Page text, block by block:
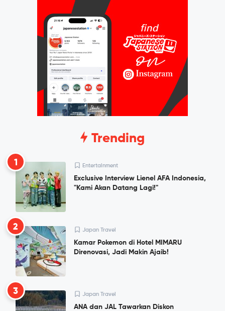
Trending
1 Entertainment
Exclusive Interview Lienel AFA Indonesia,
"Kami Akan Datang Lagi!"
2 Japan Travel
Kamar Pokemon di Hotel MIMARU
Direnovasi, Jadi Makin Ajaib!
3 Japan Travel
ANA dan JAL Tawarkan Diskon